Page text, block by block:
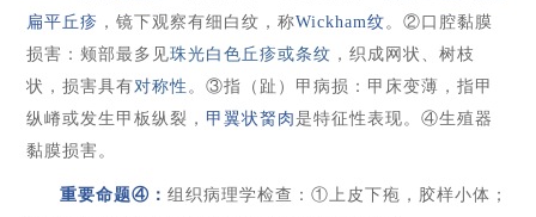
扁平丘疹 ，镜下观察有细白纹，称Wickham纹。② 口腔黏膜
损害：颊部最多见珠光白色丘疹或条纹 ，织成网状、树枝
状，损害具有对称性 。③指（趾）甲病损：甲床变薄，指甲
纵嵴或发生甲板纵裂 ， 甲翼状胬肉是特征性表现。④生殖器
黏膜损害。
重要命题④ ：组织病理学检查：①上皮下疱，胶样小体；